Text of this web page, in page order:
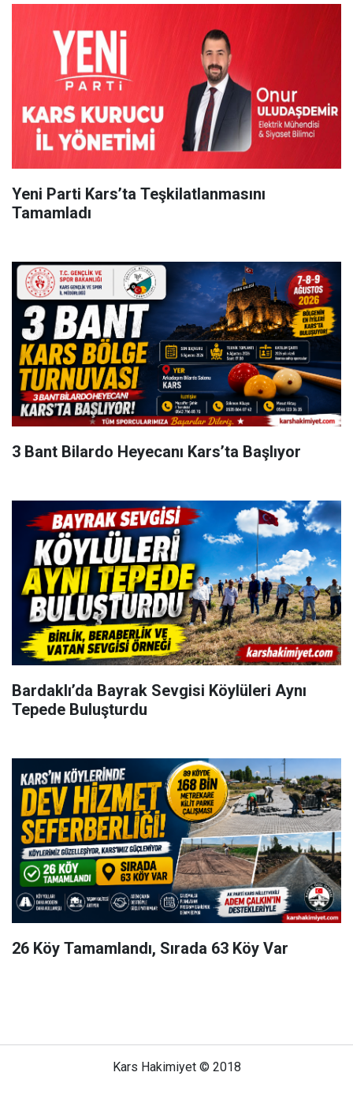
Yeni Parti Kars’ta Teşkilatlanmasını
Tamamladı
3 Bant Bilardo Heyecanı Kars’ta Başlıyor
Bardaklı’da Bayrak Sevgisi Köylüleri Aynı
Tepede Buluşturdu
26 Köy Tamamlandı, Sırada 63 Köy Var
Kars Hakimiyet © 2018